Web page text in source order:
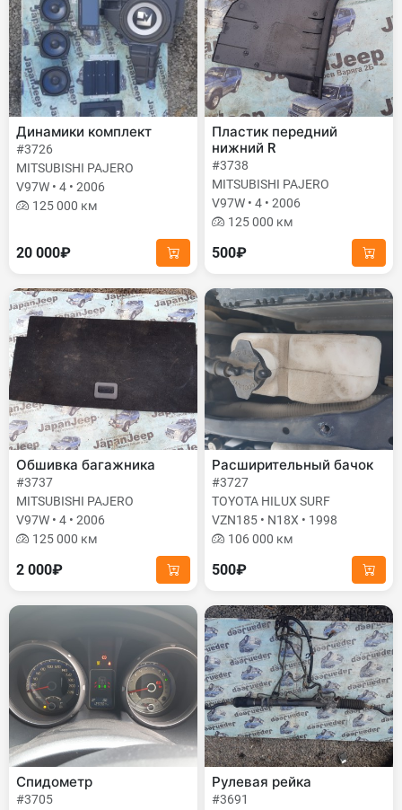
Динамики комплект
#3726
MITSUBISHI PAJERO
V97W • 4 • 2006
125 000 км
20 000₽
Пластик передний
нижний R
#3738
MITSUBISHI PAJERO
V97W • 4 • 2006
125 000 км
500₽
Обшивка багажника
#3737
MITSUBISHI PAJERO
V97W • 4 • 2006
125 000 км
2 000₽
Расширительный бачок
#3727
TOYOTA HILUX SURF
VZN185 • N18X • 1998
106 000 км
500₽
Спидометр
#3705
Рулевая рейка
#3691